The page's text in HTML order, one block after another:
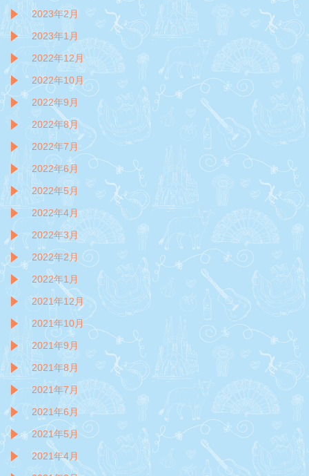
2023年2月
2023年1月
2022年12月
2022年10月
2022年9月
2022年8月
2022年7月
2022年6月
2022年5月
2022年4月
2022年3月
2022年2月
2022年1月
2021年12月
2021年10月
2021年9月
2021年8月
2021年7月
2021年6月
2021年5月
2021年4月